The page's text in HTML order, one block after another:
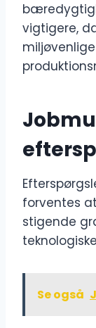
vigtigere,
forventes
stigende
Se også